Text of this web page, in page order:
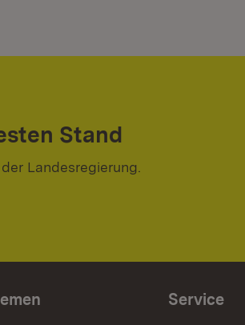
Stand
Landesregierung.
Service